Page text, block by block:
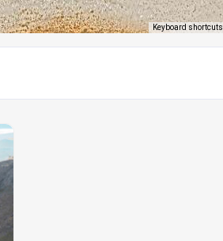
Keyboard shortcuts